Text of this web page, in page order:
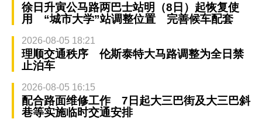
徐日升寅公马路两巴士站明（8日）起恢复使
用 “城市大学”站调整位置 完善候车配套
2026-08-05 18:21
理顺交通秩序 伦斯泰特大马路调整为全日禁
止泊车
2026-08-05 16:15
配合路面维修工作 7日起大三巴街及大三巴斜
巷等实施临时交通安排